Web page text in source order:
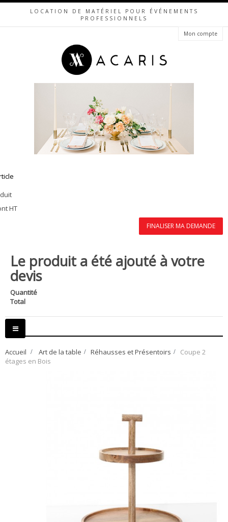
LOCATION DE MATÉRIEL POUR ÉVÉNEMENTS
PROFESSIONNELS
Mon compte
HT
FINALISER MA DEMANDE
Le produit a été ajouté à votre
devis
Quantité
Total
Basculer
la
Accueil > Art de la table > Réhausses et Présentoirs > Coupe 2
étages en Bois